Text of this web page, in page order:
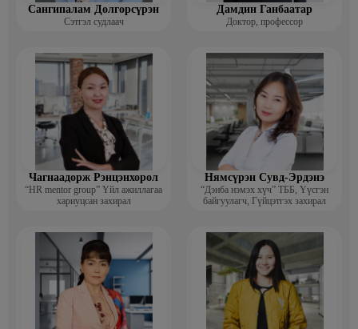
Сангипалам Долгорсүрэн
Сэтгэл судлаач
Дамдин Ганбаатар
Доктор, профессор
Чагнаадорж Рэнцэнхорол
“HR mentor group” Үйл ажиллагаа
хариуцсан захирал
Нямсүрэн Сувд-Эрдэнэ
“Дэнба нэмэх хүч” ТББ, Үүсгэн
байгуулагч, Гүйцэтгэх захирал